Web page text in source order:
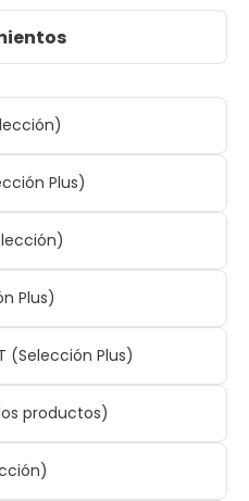
Plus)
Plus)
(Selección Plus)
los productos)